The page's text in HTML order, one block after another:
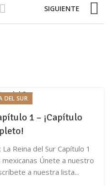
SIGUIENTE
DEL SUR
1 – ¡Capítulo
Reina del Sur Capítulo 1
Únete a nuestro
a nuestra lista...